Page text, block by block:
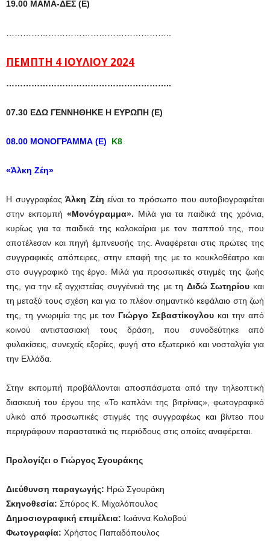
19.00 ΜΑΜΑ-ΔΕΣ (Ε)
ΠΕΜΠΤΗ 4 ΙΟΥΛΙΟΥ 2024
…………………………………………………..
07.30 ΕΔΩ ΓΕΝΝΗΘΗΚΕ Η ΕΥΡΩΠΗ (Ε)
08.00 ΜΟΝΟΓΡΑΜΜΑ (Ε) Κ8
«Άλκη Ζέη»
Η συγγραφέας Άλκη Ζέη είναι το πρόσωπο που αυτοβιογραφείται
στην εκπομπή «Μονόγραμμα». Μιλά για τα παιδικά της χρόνια,
κυρίως για τα παιδικά της καλοκαίρια με τον παππού της, που
αποτέλεσαν και πηγή έμπνευσής της. Αναφέρεται στις πρώτες της
συγγραφικές απόπειρες, στην επαφή της με το κουκλοθέατρο και
στο συγγραφικό της έργο. Μιλά για προσωπικές στιγμές της ζωής
της, για την εξ αγχιστείας συγγένειά της με τη Διδώ Σωτηρίου και
τη μεταξύ τους σχέση και για το πλέον σημαντικό κεφάλαιο στη ζωή
της, τη γνωριμία της με τον Γιώργο Σεβαστίκογλου και την από
κοινού αντιστασιακή τους δράση, που συνοδεύτηκε από
φυλακίσεις, συνεχείς εξορίες, φυγή στο εξωτερικό και νοσταλγία για
την Ελλάδα.
Στην εκπομπή προβάλλονται αποσπάσματα από την τηλεοπτική
διασκευή του έργου της «Το καπλάνι της βιτρίνας», φωτογραφικό
υλικό από προσωπικές στιγμές της συγγραφέως και βίντεο που
περιγράφουν παραστατικά τις περιόδους στις οποίες αναφέρεται.
Προλογίζει ο Γιώργος Σγουράκης
Διεύθυνση παραγωγής: Ηρώ Σγουράκη
Σκηνοθεσία: Σπύρος Κ. Μιχαλόπουλος
Δημοσιογραφική επιμέλεια: Ιωάννα Κολοβού
Φωτογραφία: Χρήστος Παπαδόπουλος